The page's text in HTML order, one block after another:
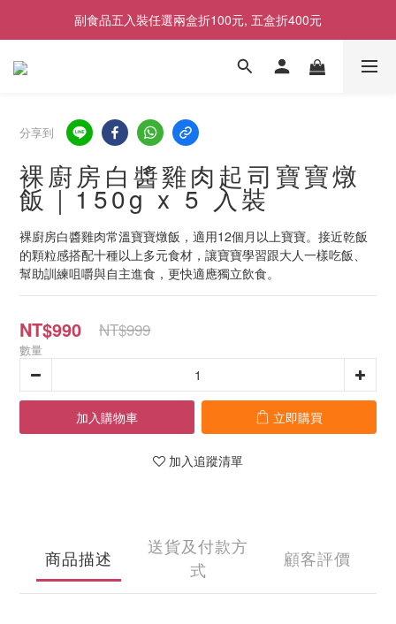
2026商品售價調整公告｜9月1日起適用
2026商品售價調整公告｜9月1日起適用
分享到
裸廚房白醬雞肉起司寶寶燉
飯｜150g x 5 入裝
裸廚房白醬雞肉常溫寶寶燉飯，適用12個月以上寶寶。接近乾飯
的顆粒感搭配十種以上多元食材，讓寶寶學習跟大人一樣吃飯、
幫助訓練咀嚼與自主進食，更快適應獨立飲食。
NT$990 NT$999
數量
加入購物車 立即購買
加入追蹤清單
商品描述
送貨及付款方
式
顧客評價